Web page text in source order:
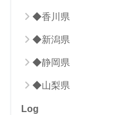
◆香川県
◆新潟県
◆静岡県
◆山梨県
Log